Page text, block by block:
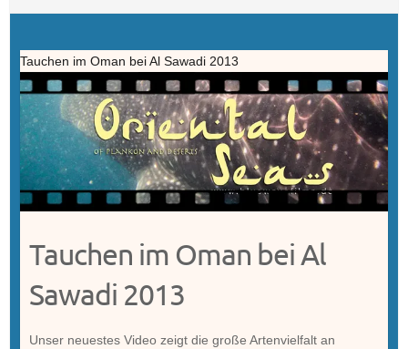
Tauchen im Oman bei Al Sawadi 2013
Tauchen im Oman bei Al
Sawadi 2013
Unser neuestes Video zeigt die große Artenvielfalt an